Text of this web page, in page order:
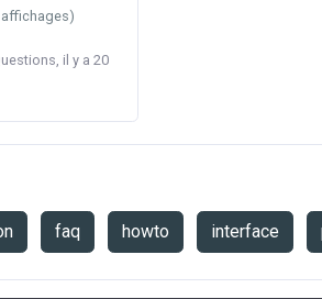
affichages)
il y a 20
faq howto interface